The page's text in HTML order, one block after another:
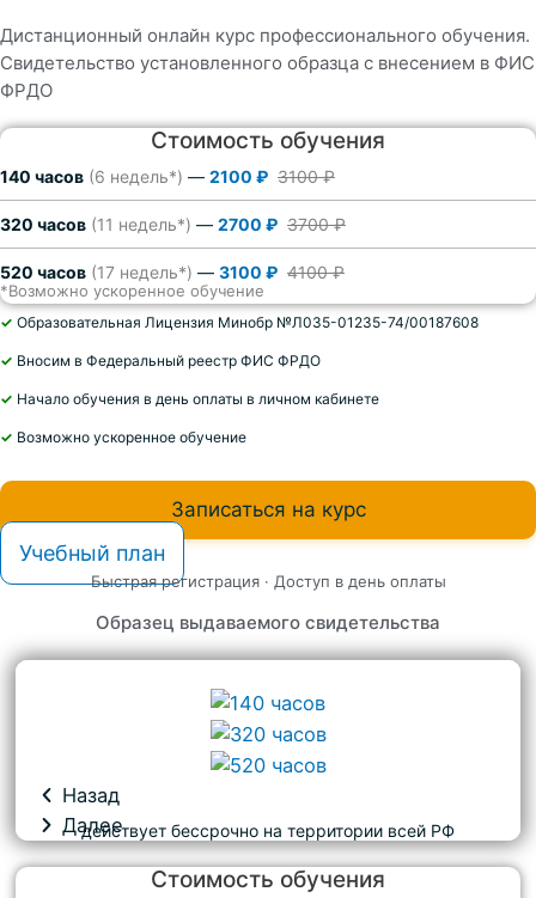
Дистанционный онлайн курс профессионального обучения.
Свидетельство установленного образца с внесением в ФИС
ФРДО
Стоимость обучения
140 часов (6 недель*) — 2100 ₽ 3100 ₽
320 часов (11 недель*) — 2700 ₽ 3700 ₽
520 часов (17 недель*) — 3100 ₽ 4100 ₽
*Возможно ускоренное обучение
✓ Образовательная Лицензия Минобр №Л035-01235-74/00187608
✓ Вносим в Федеральный реестр ФИС ФРДО
✓ Начало обучения в день оплаты в личном кабинете
✓ Возможно ускоренное обучение
Записаться на курс
Учебный план
Быстрая регистрация · Доступ в день оплаты
Образец выдаваемого свидетельства
Назад
Далее
действует бессрочно на территории всей РФ
Стоимость обучения